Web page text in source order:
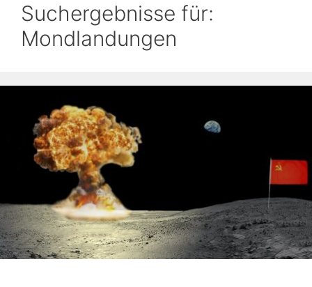
Suchergebnisse für:
Mondlandungen